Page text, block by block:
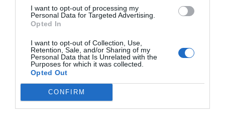
I want to opt-out of processing my
Personal Data for Targeted Advertising.
Opted In
I want to opt-out of Collection, Use,
Retention, Sale, and/or Sharing of my
Personal Data that Is Unrelated with the
Purposes for which it was collected.
Opted Out
CONFIRM
mas isso não implica que a nossa seleção dos
melhores posters da semana não continue
Não percas!
Pub